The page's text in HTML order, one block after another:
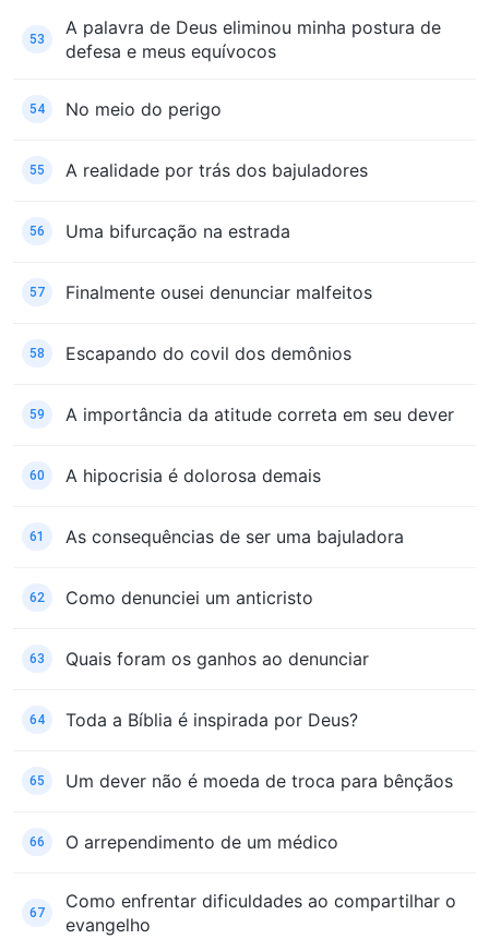
53
A palavra de Deus eliminou minha postura de
defesa e meus equívocos
54 No meio do perigo
55 A realidade por trás dos bajuladores
56 Uma bifurcação na estrada
57 Finalmente ousei denunciar malfeitos
58 Escapando do covil dos demônios
59 A importância da atitude correta em seu dever
60 A hipocrisia é dolorosa demais
61 As consequências de ser uma bajuladora
62 Como denunciei um anticristo
63 Quais foram os ganhos ao denunciar
64 Toda a Bíblia é inspirada por Deus?
65 Um dever não é moeda de troca para bênçãos
66 O arrependimento de um médico
67
Como enfrentar dificuldades ao compartilhar o
evangelho